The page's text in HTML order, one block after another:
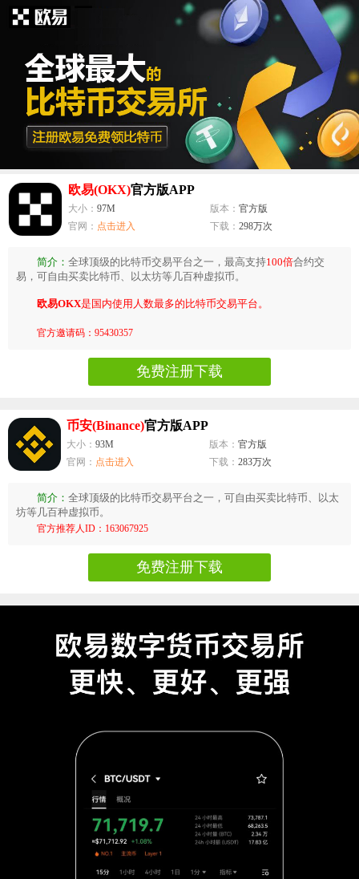
欧易(OKX)官方版APP
大小： 97M 版本： 官方版
官网： 点击进入 下载： 298万次
简介： 全球顶级的比特币交易平台之一，最高支持100倍合约交
易，可自由买卖比特币、以太坊等几百种虚拟币。
欧易OKX是国内使用人数最多的比特币交易平台。
官方邀请码：95430357
免费注册下载
币安(Binance)官方版APP
大小： 93M 版本： 官方版
官网： 点击进入 下载： 283万次
简介： 全球顶级的比特币交易平台之一，可自由买卖比特币、以太
坊等几百种虚拟币。
官方推荐人ID：163067925
免费注册下载